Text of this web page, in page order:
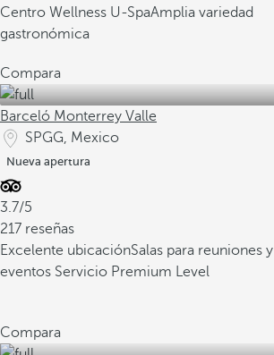
Centro Wellness U-SpaAmplia variedad
gastronómica
Compara
Barceló Monterrey Valle
SPGG, Mexico
Nueva apertura
3.7/5
217 reseñas
Excelente ubicaciónSalas para reuniones y
eventos Servicio Premium Level
Compara